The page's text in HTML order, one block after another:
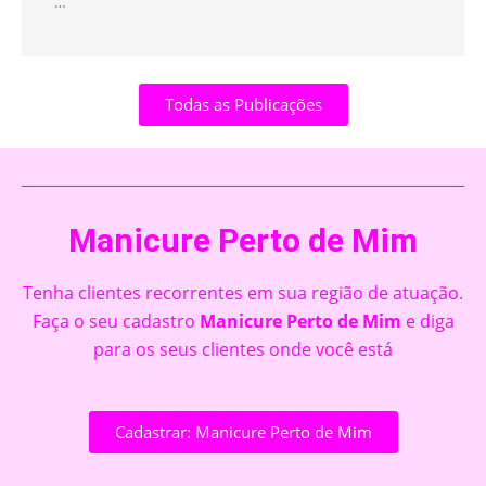
Todas as Publicações
Manicure Perto de Mim
Tenha clientes recorrentes em sua região de atuação.
Faça o seu cadastro Manicure Perto de Mim e diga
para os seus clientes onde você está
Cadastrar: Manicure Perto de Mim